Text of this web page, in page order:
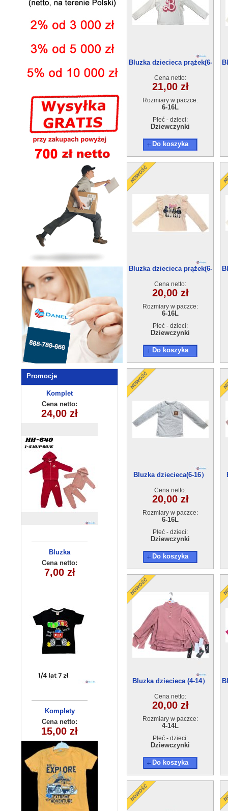
Promocje
Komplet
dziecięcy
HH-640(1-5)
10szt
Cena netto:
24,00 zł
Bluzka
chłopięca
(1-4) 4szt
Cena netto:
7,00 zł
Komplety
dziecięce
(7-10 ) 4szt
Cena netto:
15,00 zł
Bluzka
dziewczęca
270625-3(4-14)
6szt
Cena netto:
18,00 zł
Bluzka
dziecieca
(6-16）6szt
Cena netto:
17,00 zł
Bluzka
dziecięca
YL-871A1 (8-16)
5 szt
Cena netto:
12,00 zł
Bluzka dziecieca prążek(6-
Cena netto:
21,00 zł
Rozmiary w paczce:
6-16L
Płeć - dzieci:
Dziewczynki
Do koszyka
Bluzka dziecieca prążek(6-
Cena netto:
20,00 zł
Rozmiary w paczce:
6-16L
Płeć - dzieci:
Dziewczynki
Do koszyka
Bluzka dziecieca(6-16）
Cena netto:
20,00 zł
Rozmiary w paczce:
6-16L
Płeć - dzieci:
Dziewczynki
Do koszyka
Bluzka dziecieca (4-14）
Cena netto:
20,00 zł
Rozmiary w paczce:
4-14L
Płeć - dzieci:
Dziewczynki
Do koszyka